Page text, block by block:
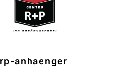
rp-anhaenger